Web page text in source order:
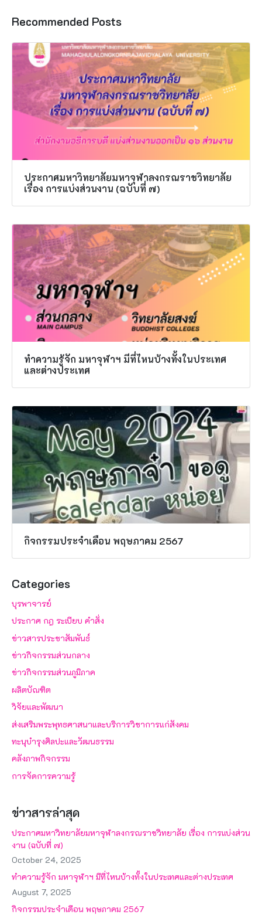
Recommended Posts
ประกาศมหาวิทยาลัยมหาจุฬาลงกรณราชวิทยาลัย
เรื่อง การแบ่งส่วนงาน (ฉบับที่ ๗)
ทำความรู้จัก มหาจุฬาฯ มีที่ไหนบ้างทั้งในประเทศ
และต่างประเทศ
กิจกรรมประจำเดือน พฤษภาคม 2567
Categories
บุรพาจารย์
ประกาศ กฎ ระเบียบ คำสั่ง
ข่าวสารประชาสัมพันธ์
ข่าวกิจกรรมส่วนกลาง
ข่าวกิจกรรมส่วนภูมิภาค
ผลิตบัณฑิต
วิจัยและพัฒนา
ส่งเสริมพระพุทธศาสนาและบริการวิชาการแก่สังคม
ทะนุบำรุงศิลปะและวัฒนธรรม
คลังภาพกิจกรรม
การจัดการความรู้
ข่าวสารล่าสุด
ประกาศมหาวิทยาลัยมหาจุฬาลงกรณราชวิทยาลัย เรื่อง การแบ่งส่วน
งาน (ฉบับที่ ๗)
October 24, 2025
ทำความรู้จัก มหาจุฬาฯ มีที่ไหนบ้างทั้งในประเทศและต่างประเทศ
August 7, 2025
กิจกรรมประจำเดือน พฤษภาคม 2567